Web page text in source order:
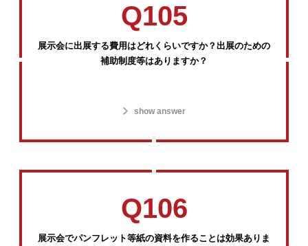
Q105
展示会に出展する費用はどれくらいですか？出展のための
補助制度等はありますか？
show answer
Q106
展示会でパンフレット等紙の資料を作ることは効果ありま